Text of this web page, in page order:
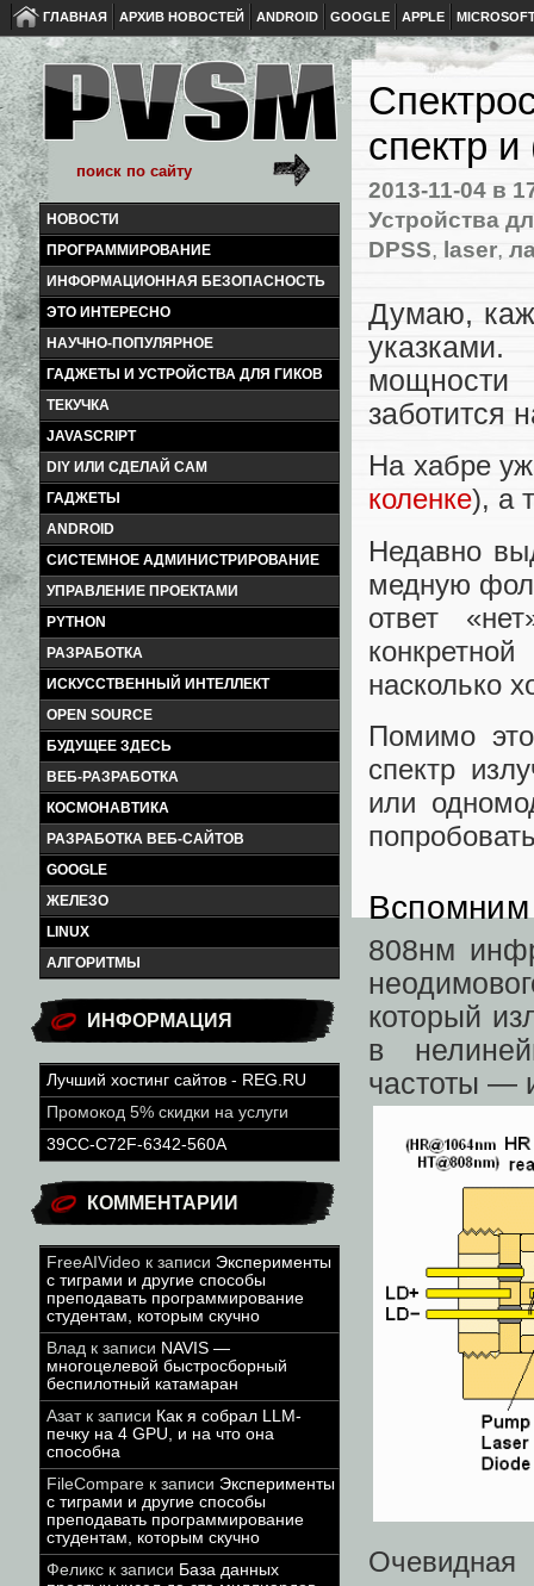
ГЛАВНАЯ АРХИВ НОВОСТЕЙ ANDROID GOOGLE APPLE
НОВОСТИ
ПРОГРАММИРОВАНИЕ
ИНФОРМАЦИОННАЯ БЕЗОПАСНОСТЬ
ЭТО ИНТЕРЕСНО
НАУЧНО-ПОПУЛЯРНОЕ
ГАДЖЕТЫ И УСТРОЙСТВА ДЛЯ ГИКОВ
ТЕКУЧКА
JAVASCRIPT
DIY ИЛИ СДЕЛАЙ САМ
ГАДЖЕТЫ
ANDROID
СИСТЕМНОЕ АДМИНИСТРИРОВАНИЕ
УПРАВЛЕНИЕ ПРОЕКТАМИ
PYTHON
РАЗРАБОТКА
ИСКУССТВЕННЫЙ ИНТЕЛЛЕКТ
OPEN SOURCE
БУДУЩЕЕ ЗДЕСЬ
ВЕБ-РАЗРАБОТКА
КОСМОНАВТИКА
РАЗРАБОТКА ВЕБ-САЙТОВ
GOOGLE
ЖЕЛЕЗО
LINUX
АЛГОРИТМЫ
ИНФОРМАЦИЯ
Лучший хостинг сайтов - REG.RU
Промокод 5% скидки на услуги
39CC-C72F-6342-560A
КОММЕНТАРИИ
FreeAIVideo к записи Эксперименты
с тиграми и другие способы
преподавать программирование
студентам, которым скучно
Влад к записи NAVIS —
многоцелевой быстросборный
беспилотный катамаран
Азатк записи Как я собрал LLM-
печку на 4 GPU, и на что она
способна
FileCompare к записи Эксперименты
с тиграми и другие способы
преподавать программирование
студентам, которым скучно
Феликс к записи База данных
спектр
2013-11-04 в
Устройства
DPSS, laser,
Думаю,
заботится
На хабре
коленке), а
Недавно
медную
ответ
насколько
Помимо
спектр
или
Вспомним
808нм
который
в
частоты —